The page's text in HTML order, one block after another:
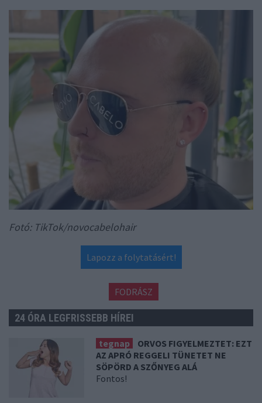
Fotó: TikTok/novocabelohair
Lapozz a folytatásért!
FODRÁSZ
24 ÓRA LEGFRISSEBB HÍREI
tegnap
ORVOS FIGYELMEZTET: EZT
AZ APRÓ REGGELI TÜNETET NE
SÖPÖRD A SZŐNYEG ALÁ
Fontos!